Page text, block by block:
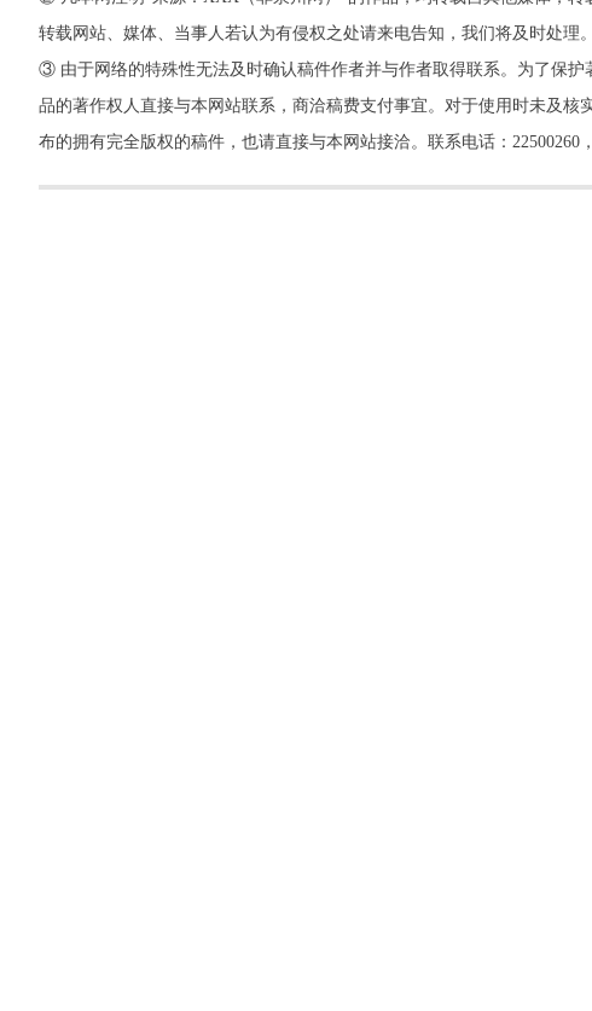
转载网站、媒体、当事人若认为有侵权之处请来电告知，我们将及时处理。
③ 由于网络的特殊性无法及时确认稿件作者并与作者取得联系。为了保
品的著作权人直接与本网站联系，商洽稿费支付事宜。对于使用时未及
布的拥有完全版权的稿件，也请直接与本网站接洽。联系电话：22500260